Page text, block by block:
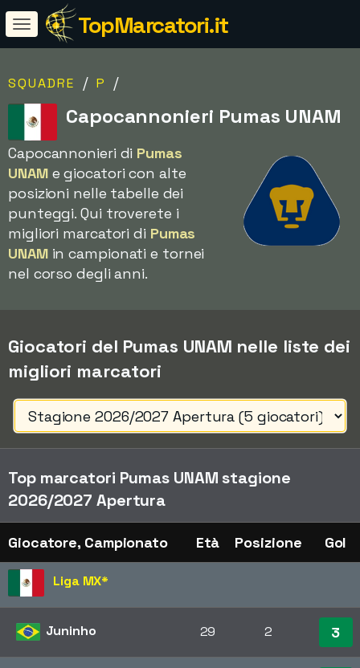
TopMarcatori.it
SQUADRE / P /
Capocannonieri Pumas UNAM
Capocannonieri di Pumas
UNAMe giocatori con alte
posizioni nelle tabelle dei
punteggi. Qui troverete i
migliori marcatori di Pumas
UNAMin campionati e tornei
nel corso degli anni.
Giocatori del Pumas UNAM nelle liste dei
migliori marcatori
Top marcatori Pumas UNAM stagione
2026/2027 Apertura
Giocatore, Campionato Età Posizione Gol
Liga MX*
Juninho 29 2 3